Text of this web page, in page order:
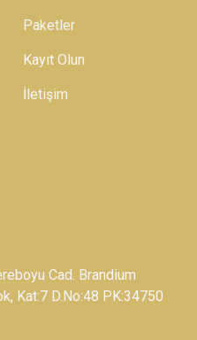
Paketler
Kayıt Olun
İletişim
Cad. Brandium
Kat:7 D.No:48 PK:34750